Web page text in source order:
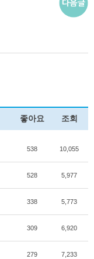
좋아요 조회
538 10,055
528 5,977
338 5,773
309 6,920
279 7,233